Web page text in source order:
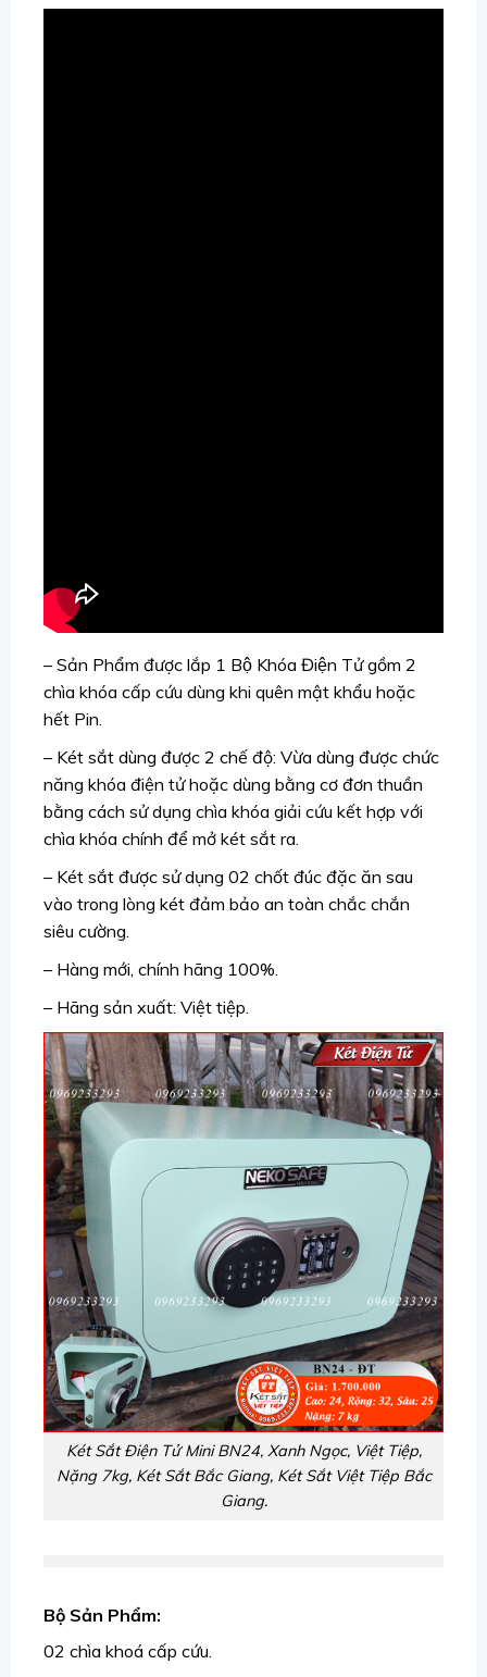
– Sản Phẩm được lắp 1 Bộ Khóa Điện Tử gồm 2
chìa khóa cấp cứu dùng khi quên mật khẩu hoặc
hết Pin.
– Két sắt dùng được 2 chế độ: Vừa dùng được chức
năng khóa điện tử hoặc dùng bằng cơ đơn thuần
bằng cách sử dụng chìa khóa giải cứu kết hợp với
chìa khóa chính để mở két sắt ra.
– Két sắt được sử dụng 02 chốt đúc đặc ăn sau
vào trong lòng két đảm bảo an toàn chắc chắn
siêu cường.
– Hàng mới, chính hãng 100%.
– Hãng sản xuất: Việt tiệp.
Két Sắt Điện Tử Mini BN24, Xanh Ngọc, Việt Tiệp,
Nặng 7kg, Két Sắt Bắc Giang, Két Sắt Việt Tiệp Bắc
Giang.
Bộ Sản Phẩm:
02 chìa khoá cấp cứu.